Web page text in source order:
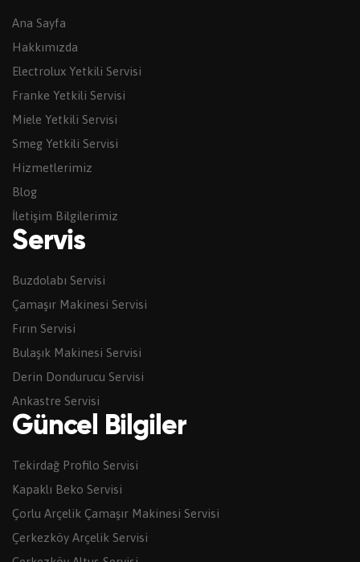
Ana Sayfa
Hakkımızda
Electrolux Yetkili Servisi
Franke Yetkili Servisi
Miele Yetkili Servisi
Smeg Yetkili Servisi
Hizmetlerimiz
Blog
İletişim Bilgilerimiz
Servis
Buzdolabı Servisi
Çamaşır Makinesi Servisi
Fırın Servisi
Bulaşık Makinesi Servisi
Derin Dondurucu Servisi
Ankastre Servisi
Güncel Bilgiler
Tekirdağ Profilo Servisi
Kapaklı Beko Servisi
Çorlu Arçelik Çamaşır Makinesi Servisi
Çerkezköy Arçelik Servisi